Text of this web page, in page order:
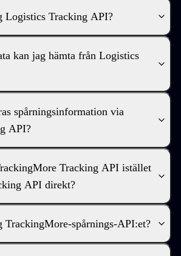
Logistics Tracking API?
kan jag hämta från Logistics
spårningsinformation via
API?
Tracking API istället
API direkt?
TrackingMore-spårnings-API:et?